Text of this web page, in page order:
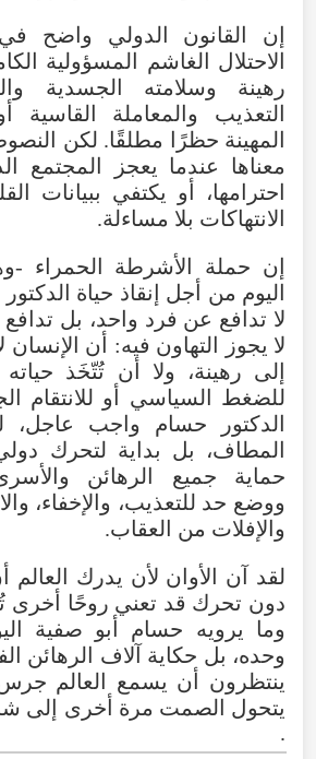
إن
القانون الدولي واضح في
الاحتلال الغاشم المسؤولية
رهينة
وسلامته الجسدية
التعذيب
والمعاملة القاسية
المهينة حظرًا مطلقًا. لكن
معناها
عندما يعجز المجتمع
احترامها، أو يكتفي ببيانات
الانتهاكات بلا مساءلة.
إن حملة الأشرطة الحمراء -
اليوم من أجل إنقاذ حياة الدكتور
لا تدافع عن فرد واحد، بل تدافع
لا يجوز التهاون فيه: أن الإنسان
إلى رهينة، ولا أن تُتّخَذ حياته
للضغط السياسي أو للانتقام
الدكتور
حسام واجب عاجل،
المطاف، بل بداية لتحرك
حماية
جميع الرهائن
ووضع حد للتعذيب، والإخفاء،
والإفلات من العقاب.
لقد آن الأوان لأن يدرك العالم
دون تحرك قد تعني روحًا أخرى
وما
يرويه حسام أبو صفية
وحده، بل حكاية آلاف الرهائن
ينتظرون أن يسمع العالم
يتحول الصمت مرة أخرى إلى
.